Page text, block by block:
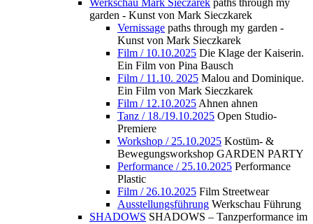
Werkschau Mark Sieczarek paths through my
garden - Kunst von Mark Sieczkarek
Vernissage paths through my garden -
Kunst von Mark Sieczkarek
Film / 10.10.2025 Die Klage der Kaiserin.
Ein Film von Pina Bausch
Film / 11.10. 2025 Malou and Dominique.
Ein Film von Mark Sieczkarek
Film / 12.10.2025 Ahnen ahnen
Tanz / 18./19.10.2025 Open Studio-
Premiere
Workshop / 25.10.2025 Kostüm- &
Bewegungsworkshop GARDEN PARTY
Performance / 25.10.2025 Performance
Plastic
Film / 26.10.2025 Film Streetwear
Ausstellungsführung Werkschau Führung
SHADOWS SHADOWS – Tanzperformance im